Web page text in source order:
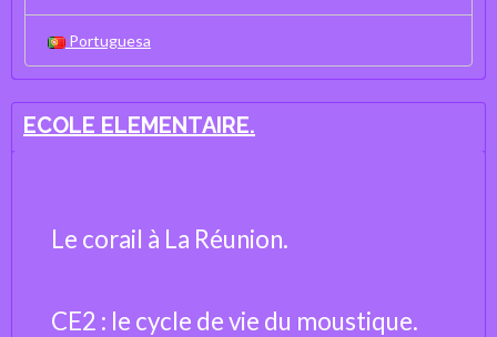
Portuguesa
ECOLE ELEMENTAIRE.
Le corail à La Réunion.
CE2 : le cycle de vie du moustique.